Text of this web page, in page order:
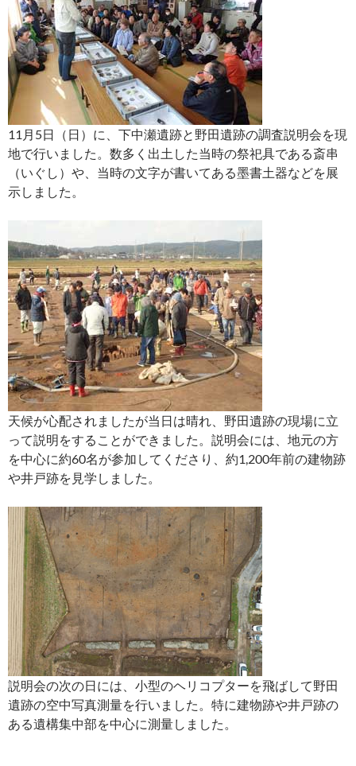
11月5日（日）に、下中瀬遺跡と野田遺跡の調査説明会を現
地で行いました。数多く出土した当時の祭祀具である斎串
（いぐし）や、当時の文字が書いてある墨書土器などを展
示しました。
天候が心配されましたが当日は晴れ、野田遺跡の現場に立
って説明をすることができました。説明会には、地元の方
を中心に約60名が参加してくださり、約1,200年前の建物跡
や井戸跡を見学しました。
説明会の次の日には、小型のヘリコプターを飛ばして野田
遺跡の空中写真測量を行いました。特に建物跡や井戸跡の
ある遺構集中部を中心に測量しました。